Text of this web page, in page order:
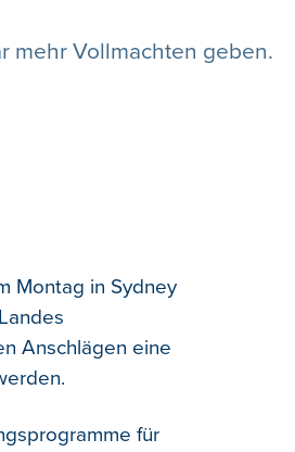
mehr Vollmachten geben.
Montag in Sydney
Anschlägen eine
für